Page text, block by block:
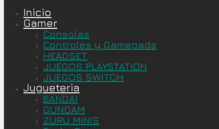
Inicio
Gamer
Consolas
Controles y Gamepads
HEADSET
JUEGOS PLAYSTATION
JUEGOS SWITCH
Jugueteria
BANDAI
GUNDAM
ZURU MINIS